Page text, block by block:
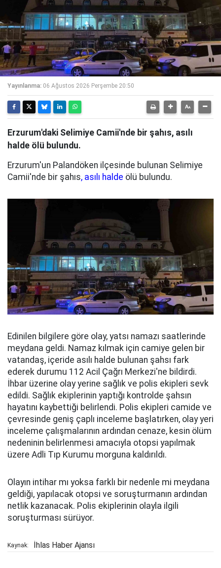
Yayınlanma: 06 Ağustos 2026 Perşembe 20:50
Erzurum'daki Selimiye Camii'nde bir şahıs, asılı
halde ölü bulundu.
Erzurum'un Palandöken ilçesinde bulunan Selimiye
Camii'nde bir şahıs, asılı halde ölü bulundu.
Edinilen bilgilere göre olay, yatsı namazı saatlerinde
meydana geldi. Namaz kılmak için camiye gelen bir
vatandaş, içeride asılı halde bulunan şahsı fark
ederek durumu 112 Acil Çağrı Merkezi'ne bildirdi.
İhbar üzerine olay yerine sağlık ve polis ekipleri sevk
edildi. Sağlık ekiplerinin yaptığı kontrolde şahsın
hayatını kaybettiği belirlendi. Polis ekipleri camide ve
çevresinde geniş çaplı inceleme başlatırken, olay yeri
inceleme çalışmalarının ardından cenaze, kesin ölüm
nedeninin belirlenmesi amacıyla otopsi yapılmak
üzere Adli Tıp Kurumu morguna kaldırıldı.
Olayın intihar mı yoksa farklı bir nedenle mi meydana
geldiği, yapılacak otopsi ve soruşturmanın ardından
netlik kazanacak. Polis ekiplerinin olayla ilgili
soruşturması sürüyor.
Kaynak: İhlas Haber Ajansı